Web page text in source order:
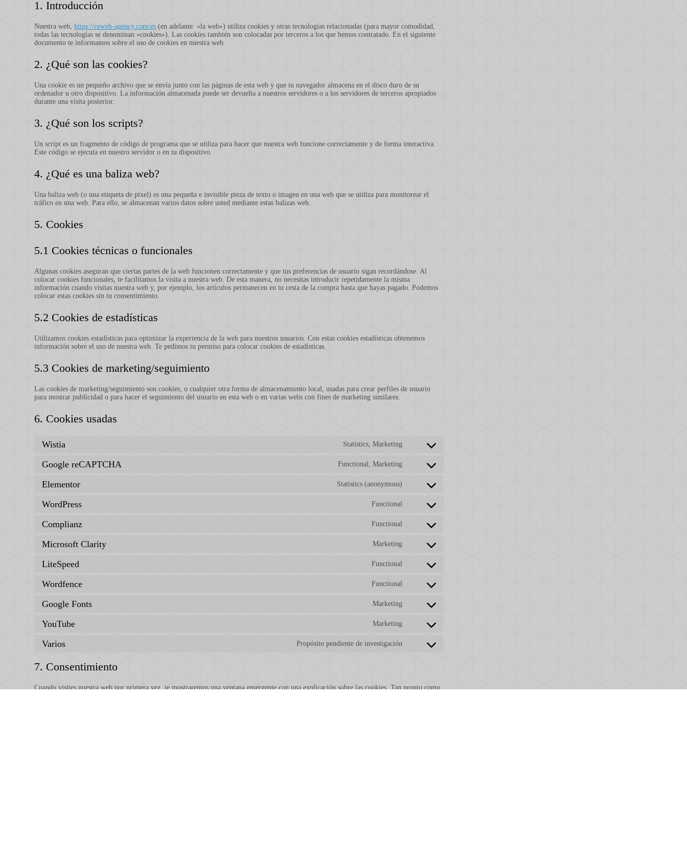
1. Introducción
Nuestra web,https://ceweb-agency.com/es (en adelante: «la web») utiliza cookies y otras tecnologías relacionadas (para mayor comodidad,
todas las tecnologías se denominan «cookies»). Las cookies también son colocadas por terceros a los que hemos contratado. En el siguiente
documento te informamos sobre el uso de cookies en nuestra web.
2. ¿Qué son las cookies?
Una cookie es un pequeño archivo que se envía junto con las páginas de esta web y que tu navegador almacena en el disco duro de su
ordenador u otro dispositivo. La información almacenada puede ser devuelta a nuestros servidores o a los servidores de terceros apropiados
durante una visita posterior.
3. ¿Qué son los scripts?
Un script es un fragmento de código de programa que se utiliza para hacer que nuestra web funcione correctamente y de forma interactiva.
Este código se ejecuta en nuestro servidor o en tu dispositivo.
4. ¿Qué es una baliza web?
Una baliza web (o una etiqueta de píxel) es una pequeña e invisible pieza de texto o imagen en una web que se utiliza para monitorear el
tráfico en una web. Para ello, se almacenan varios datos sobre usted mediante estas balizas web.
5. Cookies
5.1 Cookies técnicas o funcionales
Algunas cookies aseguran que ciertas partes de la web funcionen correctamente y que tus preferencias de usuario sigan recordándose. Al
colocar cookies funcionales, te facilitamos la visita a nuestra web. De esta manera, no necesitas introducir repetidamente la misma
información cuando visitas nuestra web y, por ejemplo, los artículos permanecen en tu cesta de la compra hasta que hayas pagado. Podemos
colocar estas cookies sin tu consentimiento.
5.2 Cookies de estadísticas
Utilizamos cookies estadísticas para optimizar la experiencia de la web para nuestros usuarios. Con estas cookies estadísticas obtenemos
información sobre el uso de nuestra web. Te pedimos tu permiso para colocar cookies de estadísticas.
5.3 Cookies de marketing/seguimiento
Las cookies de marketing/seguimiento son cookies, o cualquier otra forma de almacenamiento local, usadas para crear perfiles de usuario
para mostrar publicidad o para hacer el seguimiento del usuario en esta web o en varias webs con fines de marketing similares.
6. Cookies usadas
Wistia Statistics, Marketing
Google reCAPTCHA Functional, Marketing
Elementor Statistics (anonymous)
WordPress Functional
Complianz Functional
Microsoft Clarity Marketing
LiteSpeed Functional
Wordfence Functional
Google Fonts Marketing
YouTube Marketing
Varios Propósito pendiente de investigación
7. Consentimiento
Cuando visites nuestra web por primera vez, te mostraremos una ventana emergente con una explicación sobre las cookies. Tan pronto como